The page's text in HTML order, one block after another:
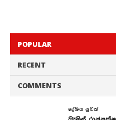
POPULAR
RECENT
COMMENTS
දේශිය පුවත්